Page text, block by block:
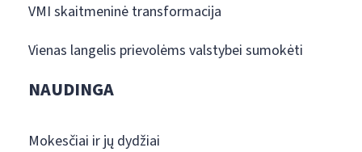
VMI skaitmeninė transformacija
Vienas langelis prievolėms valstybei sumokėti
NAUDINGA
Mokesčiai ir jų dydžiai